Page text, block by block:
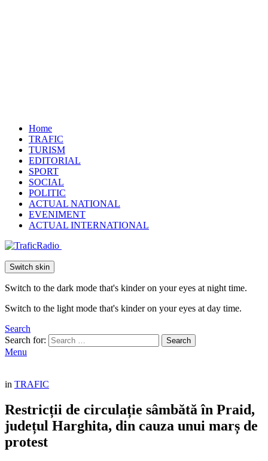
Home
TRAFIC
TURISM
EDITORIAL
SPORT
SOCIAL
POLITIC
ACTUAL NATIONAL
EVENIMENT
ACTUAL INTERNATIONAL
Switch skin
Switch to the dark mode that's kinder on your eyes at night time.
Switch to the light mode that's kinder on your eyes at day time.
Search
Search for:
Search
Menu
in TRAFIC
Restricții de circulație sâmbătă în Praid,
județul Harghita, din cauza unui marș de
protest